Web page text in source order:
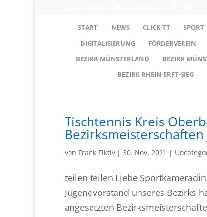
START NEWS CLICK-TT SPORT
DIGITALISIERUNG
FÖRDERVEREIN
BEZIRK MÜNSTERLAND
BEZIRK
BEZIRK RHEIN-ERFT-SIEG
Tischtennis Kreis
Bezirksmeisterschaften
von Frank Fiktiv | 30. Nov. 2021 |
teilen teilen Liebe
Jugendvorstand unseres Bezirks
angesetzten